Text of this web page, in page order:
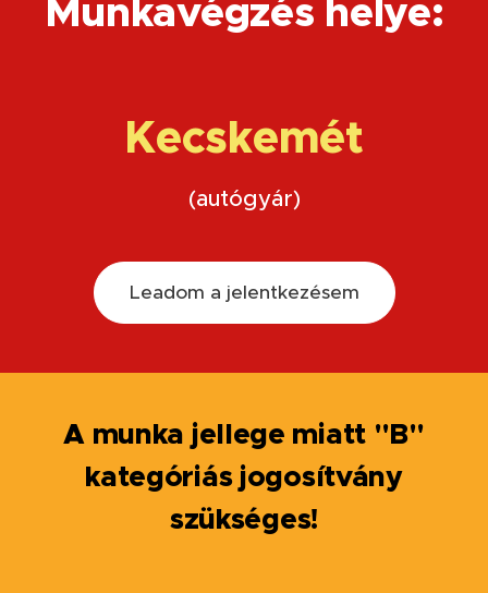
Munkavégzés helye:
Kecskemét
(autógyár)
Leadom a jelentkezésem
A munka jellege miatt "B"
kategóriás jogosítvány
szükséges!